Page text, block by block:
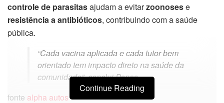
controle de parasitasajudam a evitarzoonosese
resistência a antibióticos, contribuindo com a saúde
pública.
“Cada vacina aplicada e cada tutor bem
orientado tem impacto direto na saúde da
comunidade”, conclui Ponce.
fonte alpha autos
Continue Reading